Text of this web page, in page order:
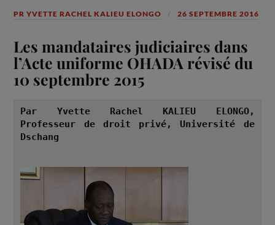
PR YVETTE RACHEL KALIEU ELONGO 26 SEPTEMBRE 2016
Les mandataires judiciaires dans
l’Acte uniforme OHADA révisé du
10 septembre 2015
Par Yvette Rachel KALIEU ELONGO,
Professeur de droit privé, Université de